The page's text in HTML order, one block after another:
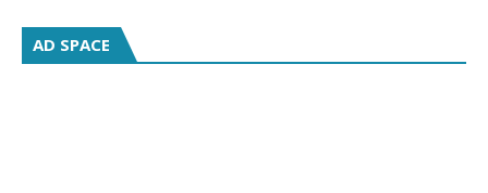
AD SPACE